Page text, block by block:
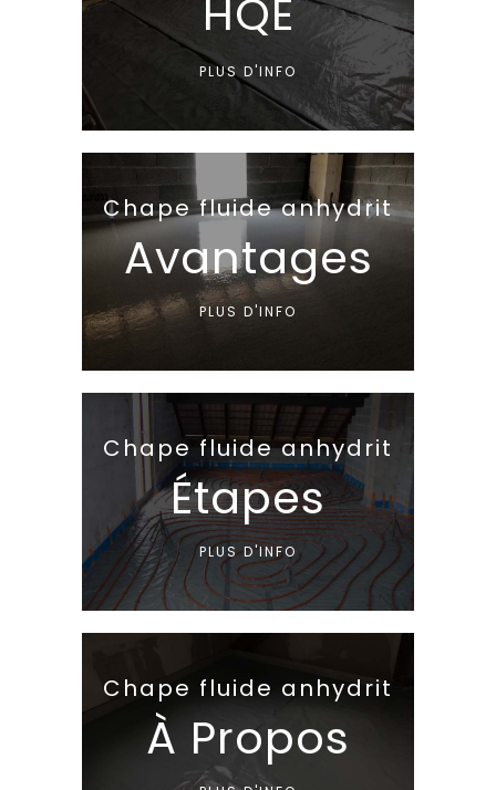
HQE
PLUS D'INFO
Chape fluide anhydrit
Avantages
PLUS D'INFO
Chape fluide anhydrit
Étapes
PLUS D'INFO
Chape fluide anhydrit
À Propos